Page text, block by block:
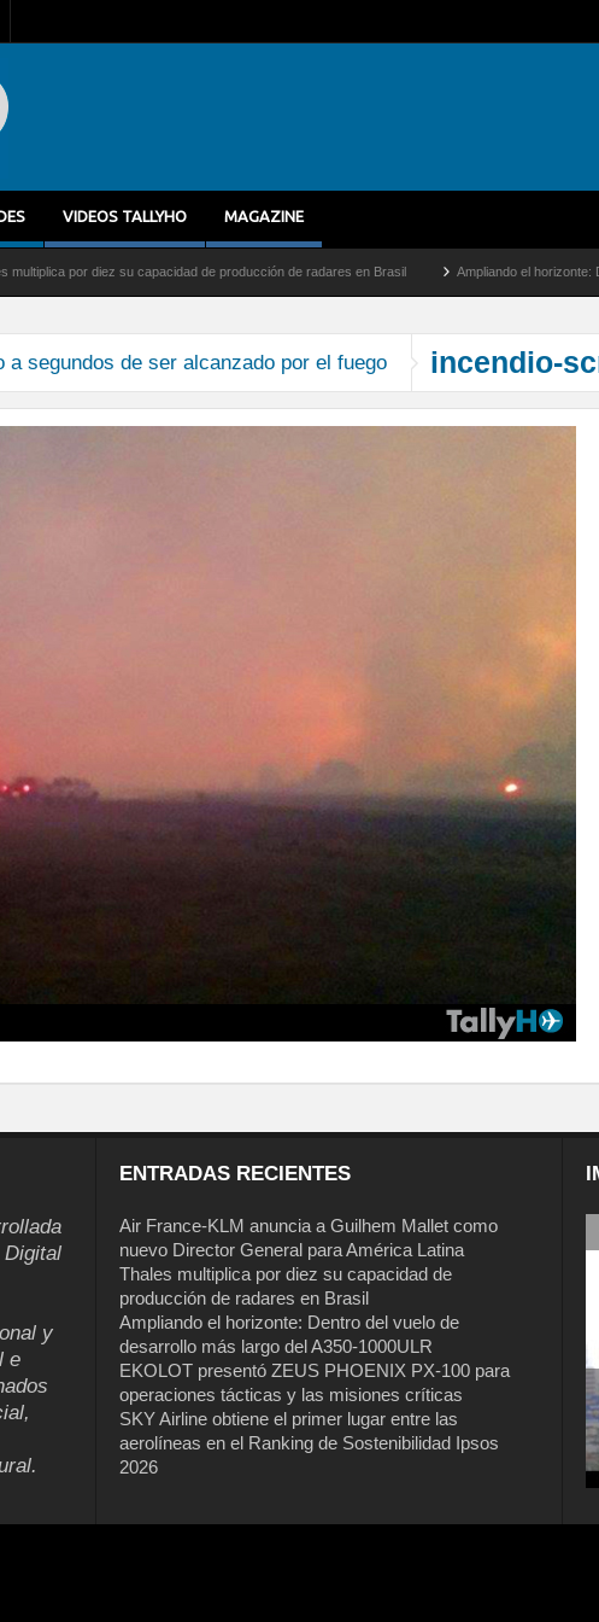
VIDEOS TALLYHO MAGAZINE
por diez su capacidad de producción de radares en Brasil Ampliando el horizonte: Dentro
a segundos de ser alcanzado por el fuego incendio-
Digital
y
e
ENTRADAS RECIENTES
Air France-KLM anuncia a Guilhem Mallet como
nuevo Director General para América Latina
Thales multiplica por diez su capacidad de
producción de radares en Brasil
Ampliando el horizonte: Dentro del vuelo de
desarrollo más largo del A350-1000ULR
EKOLOT presentó ZEUS PHOENIX PX-100 para
operaciones tácticas y las misiones críticas
SKY Airline obtiene el primer lugar entre las
aerolíneas en el Ranking de Sostenibilidad Ipsos
2026